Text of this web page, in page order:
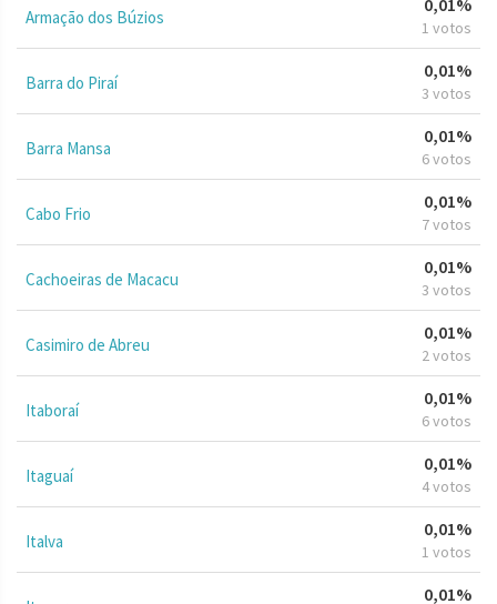
Armação dos Búzios 1 votos
Barra do Piraí
0,01%
3 votos
Barra Mansa
0,01%
6 votos
Cabo Frio
0,01%
7 votos
Cachoeiras de Macacu
0,01%
3 votos
Casimiro de Abreu
0,01%
2 votos
Itaboraí
0,01%
6 votos
Itaguaí
0,01%
4 votos
Italva
0,01%
1 votos
0,01%